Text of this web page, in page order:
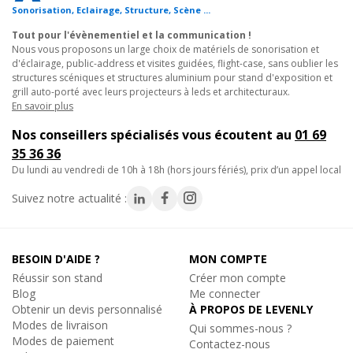
- Angle 2 directions : 90°
- Encombrement maxi : 50 cm x 50 cm
- Poids : 2.5kg
- ATTENTION : Prévoir un quotient de sécurité pour le levage.
La gamme CONTEST STAGE :
- La ligne CONTEST STAGE englobe une large gamme de
grandes productions. Tous les produits CONTEST STAGE sont
d'utilisation, la flexibilité de configuration et évidemment la
sécurité absolue.
Deux fois plus sûr :
- Les structures aluminium CONTEST STAGE sont certifiées GSI
SLV et TUV. GSI SLV Hannover est un institut reconnu
Sonorisation, Eclairage, Structure, Scène ...
Tout pour l'évènementiel et la communication !
Nous vous proposons un large choix de matériels de sonorisation et
d'éclairage, public-address et visites guidées, flight-case, sans oublier les
structures scéniques et structures aluminium pour stand d'exposition et
grill auto-porté avec leurs projecteurs à leds et architecturaux.
En savoir plus
Nos conseillers spécialisés vous écoutent au 01 69
35 36 36
du lundi au vendredi de 10h à 18h (hors jours fériés), prix d’un appel local
Suivez notre actualité :
BESOIN D'AIDE ?
Réussir son stand
Blog
Obtenir un devis personnalisé
Modes de livraison
Modes de paiement
MON COMPTE
Créer mon compte
Me connecter
À PROPOS DE LEVENLY
Qui sommes-nous ?
Contactez-nous